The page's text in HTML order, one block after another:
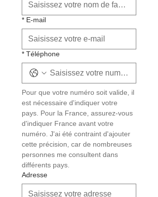
* E‑mail
* Téléphone
Pour que votre numéro soit valide, il
est nécessaire d'indiquer votre
pays. Pour la France, assurez-vous
d'indiquer France avant votre
numéro. J'ai été contraint d'ajouter
cette précision, car de nombreuses
personnes me consultent dans
différents pays.
Adresse